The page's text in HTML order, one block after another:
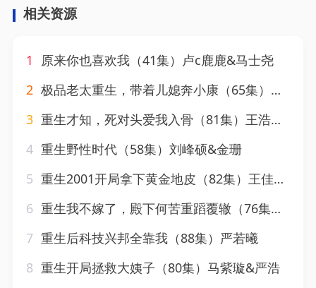
相关资源
1
原来你也喜欢我（41集）卢c鹿鹿&马士尧
2 极品老太重生，带着儿媳奔小康（65集）刘月涛&白晶晶
3 重生才知，死对头爱我入骨（81集）王浩翔＆马乐婕
4 重生野性时代（58集）刘峰硕&金珊
5 重生2001开局拿下黄金地皮（82集）王佳琪&张星禾&朱艺雯&赵琪琪
6 重生我不嫁了，殿下何苦重蹈覆辙（76集）刘艺乔
7 重生后科技兴邦全靠我（88集）严若曦
8 重生开局拯救大姨子（80集）马紫璇&严浩